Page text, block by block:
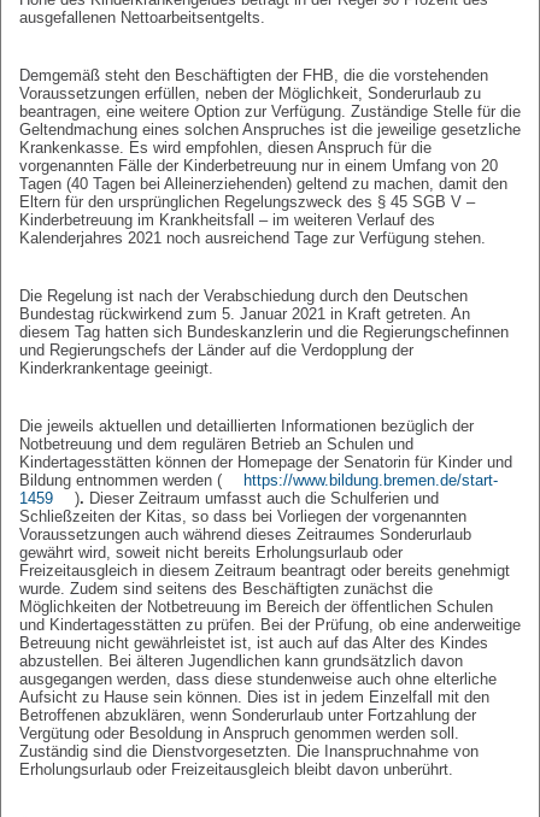
ausgefallenen Nettoarbeitsentgelts.
Demgemäß steht den Beschäftigten der FHB, die die vorstehenden
Voraussetzungen erfüllen, neben der Möglichkeit, Sonderurlaub zu
beantragen, eine weitere Option zur Verfügung. Zuständige Stelle für die
Geltendmachung eines solchen Anspruches ist die jeweilige gesetzliche
Krankenkasse. Es wird empfohlen, diesen Anspruch für die
vorgenannten Fälle der Kinderbetreuung nur in einem Umfang von 20
Tagen (40 Tagen bei Alleinerziehenden) geltend zu machen, damit den
Eltern für den ursprünglichen Regelungszweck des § 45 SGB V –
Kinderbetreuung im Krankheitsfall – im weiteren Verlauf des
Kalenderjahres 2021 noch ausreichend Tage zur Verfügung stehen.
Die Regelung ist nach der Verabschiedung durch den Deutschen
Bundestag rückwirkend zum 5. Januar 2021 in Kraft getreten. An
diesem Tag hatten sich Bundeskanzlerin und die Regierungschefinnen
und Regierungschefs der Länder auf die Verdopplung der
Kinderkrankentage geeinigt.
Die jeweils aktuellen und detaillierten Informationen bezüglich der
Notbetreuung und dem regulären Betrieb an Schulen und
Kindertagesstätten können der Homepage der Senatorin für Kinder und
Bildung entnommen werden (
https://www.bildung.bremen.de/start-
1459
). Dieser Zeitraum umfasst auch die Schulferien und
Schließzeiten der Kitas, so dass bei Vorliegen der vorgenannten
Voraussetzungen auch während dieses Zeitraumes Sonderurlaub
gewährt wird, soweit nicht bereits Erholungsurlaub oder
Freizeitausgleich in diesem Zeitraum beantragt oder bereits genehmigt
wurde. Zudem sind seitens des Beschäftigten zunächst die
Möglichkeiten der Notbetreuung im Bereich der öffentlichen Schulen
und Kindertagesstätten zu prüfen. Bei der Prüfung, ob eine anderweitige
Betreuung nicht gewährleistet ist, ist auch auf das Alter des Kindes
abzustellen. Bei älteren Jugendlichen kann grundsätzlich davon
ausgegangen werden, dass diese stundenweise auch ohne elterliche
Aufsicht zu Hause sein können. Dies ist in jedem Einzelfall mit den
Betroffenen abzuklären, wenn Sonderurlaub unter Fortzahlung der
Vergütung oder Besoldung in Anspruch genommen werden soll.
Zuständig sind die Dienstvorgesetzten. Die Inanspruchnahme von
Erholungsurlaub oder Freizeitausgleich bleibt davon unberührt.